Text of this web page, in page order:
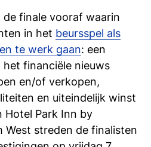
de finale vooraf waarin
in het beursspel als
te werk gaan: een
financiële nieuws
en/of verkopen,
en uiteindelijk winst
Hotel Park Inn by
West streden de finalisten